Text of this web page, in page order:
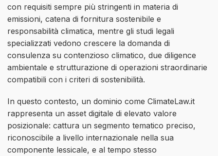
con requisiti sempre più stringenti in materia di
emissioni, catena di fornitura sostenibile e
responsabilità climatica, mentre gli studi legali
specializzati vedono crescere la domanda di
consulenza su contenzioso climatico, due diligence
ambientale e strutturazione di operazioni straordinarie
compatibili con i criteri di sostenibilità.
In questo contesto, un dominio come ClimateLaw.it
rappresenta un asset digitale di elevato valore
posizionale: cattura un segmento tematico preciso,
riconoscibile a livello internazionale nella sua
componente lessicale, e al tempo stesso